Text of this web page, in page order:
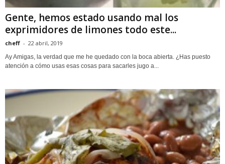
Gente, hemos estado usando mal los
exprimidores de limones todo este...
cheff - 22 abril, 2019
Ay Amigas, la verdad que me he quedado con la boca abierta. ¿Has puesto
atención a cómo usas esas cosas para sacarles jugo a...